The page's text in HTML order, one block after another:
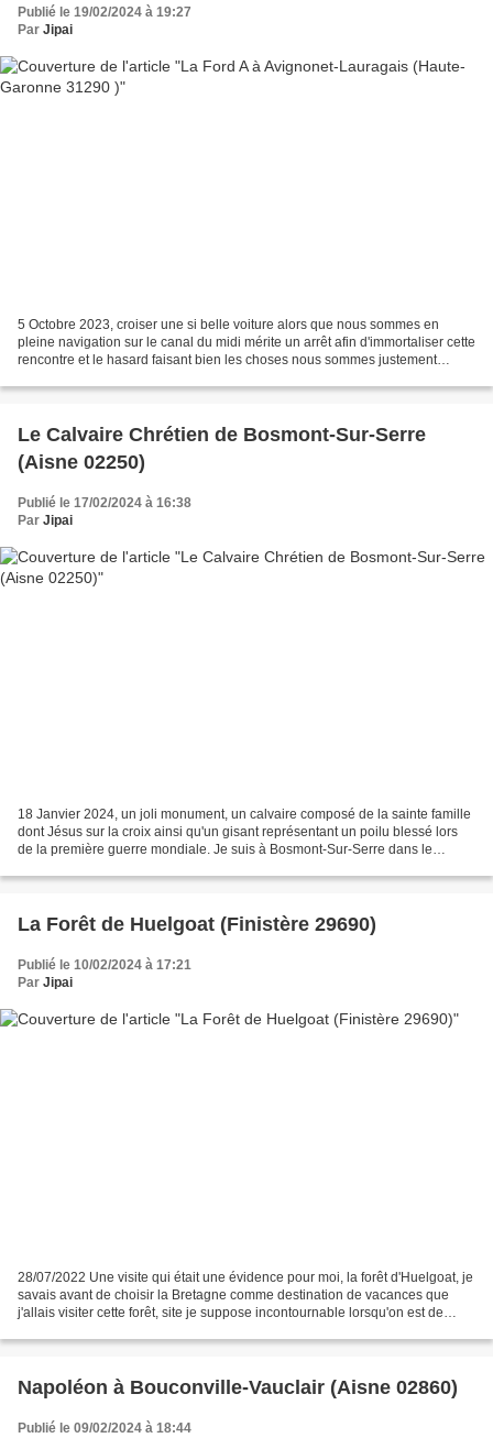
Publié le 19/02/2024 à 19:27
Par Jipai
5 Octobre 2023, croiser une si belle voiture alors que nous sommes en
pleine navigation sur le canal du midi mérite un arrêt afin d'immortaliser cette
rencontre et le hasard faisant bien les choses nous sommes justement
Le Calvaire Chrétien de Bosmont-Sur-Serre
(Aisne 02250)
Publié le 17/02/2024 à 16:38
Par Jipai
18 Janvier 2024, un joli monument, un calvaire composé de la sainte famille
dont Jésus sur la croix ainsi qu'un gisant représentant un poilu blessé lors
de la première guerre mondiale. Je suis à Bosmont-Sur-Serre dans le
La Forêt de Huelgoat (Finistère 29690)
Publié le 10/02/2024 à 17:21
Par Jipai
28/07/2022 Une visite qui était une évidence pour moi, la forêt d'Huelgoat, je
savais avant de choisir la Bretagne comme destination de vacances que
j'allais visiter cette forêt, site je suppose incontournable lorsqu'on est de
Napoléon à Bouconville-Vauclair (Aisne 02860)
Publié le 09/02/2024 à 18:44